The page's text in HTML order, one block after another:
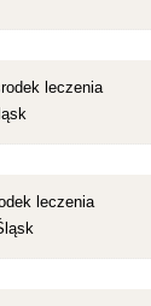
leczenia
leczenia